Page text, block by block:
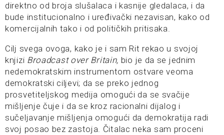
direktno od broja slušalaca i kasnije gledalaca, i da
bude institucionalno i uređivački nezavisan, kako od
komercijalnih tako i od političkih pritisaka.
Cilj svega ovoga, kako je i sam Rit rekao u svojoj
knjizi Broadcast over Britain, bio je da se jednim
nedemokratskim instrumentom ostvare veoma
demokratski ciljevi; da se preko jednog
prosvetiteljskog medija omogući da se svačije
mišljenje čuje i da se kroz racionalni dijalog i
sučeljavanje mišljenja omogući da demokratija radi
svoj posao bez zastoja. Čitalac neka sam proceni